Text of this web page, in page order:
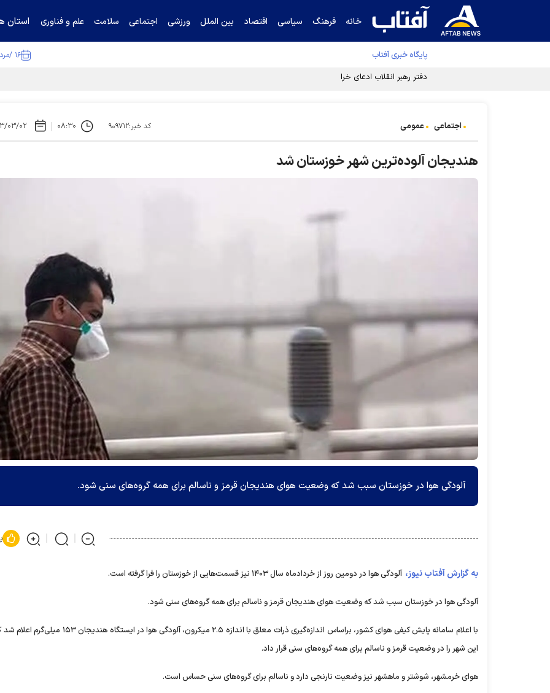
خانه فرهنگ سیاسی اقتصاد بین الملل ورزشی اجتماعی سلامت علم و فناوری استان
پایگاه خبری آفتاب ۱۶ /مرداد /۱۴۰۵
دفتر رهبر انقلاب ادعای خرازی درباره پزشکیان را تکذیب کرد
اجتماعی عمومی کد خبر:۹۰۹۷۱۲ ۰۸:۳۰ ۱۴۰۳/
هندیجان آلوده‌ترین شهر خوزستان شد
آلودگی هوا در خوزستان سبب شد که وضعیت هوای هندیجان قرمز و ناسالم برای همه گروه‌های سنی شود.
به گزارش آفتاب نیوز، آلودگی هوا در دومین روز از خردادماه سال ۱۴۰۳ نیز قسمت‌هایی از خوزستان را فرا گرفته است.
آلودگی هوا در خوزستان سبب شد که وضعیت هوای هندیجان قرمز و ناسالم برای همه گروه‌های سنی شود.
با اعلام سامانه پایش کیفی هوای کشور، براساس اندازه‌گیری ذرات معلق با اندازه ۲.۵ میکرون، آلودگی هوا
این شهر را در وضعیت قرمز و ناسالم برای همه گروه‌های سنی قرار داد.
هوای خرمشهر، شوشتر و ماهشهر نیز وضعیت نارنجی دارد و ناسالم برای گروه‌های سنی حساس است.